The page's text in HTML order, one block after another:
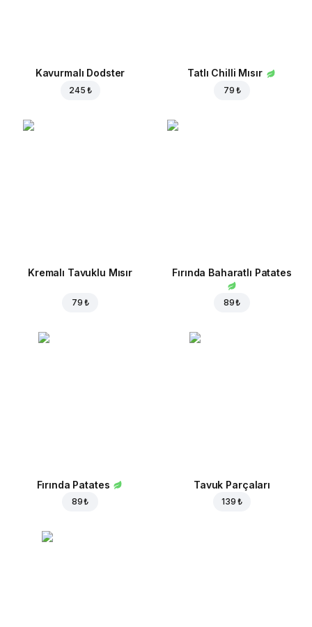
Kavurmalı Dodster
245 ₺
Tatlı Chilli Mısır
79 ₺
Kremalı Tavuklu Mısır
79 ₺
Fırında Baharatlı Patates
89 ₺
Fırında Patates
89 ₺
Tavuk Parçaları
139 ₺